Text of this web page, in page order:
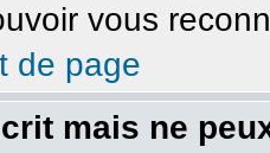
vous
de page
mais ne